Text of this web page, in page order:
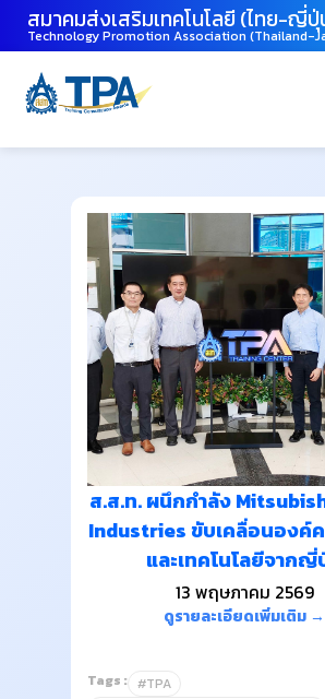
สมาคมส่งเสริมเทคโนโลยี (ไทย-ญี่ปุ่
Technology Promotion Association (Thailand-
ส.ส.ท. ผนึกกำลัง
Industries ขับเคลื่อนองค์ค
และเทคโนโลยีจากญี่
13 พฤษภาคม 2569
ดูรายละเอียดเพิ่มเติม →
Tags : #TPA